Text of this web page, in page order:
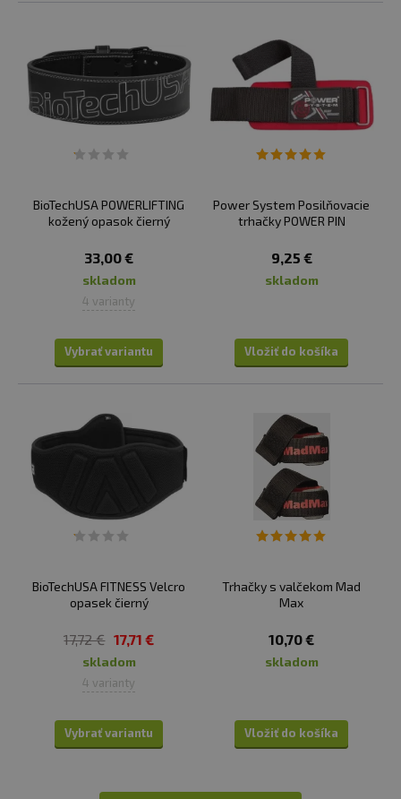
BioTechUSA POWERLIFTING
kožený opasok čierný
33,00 €
skladom
4 varianty
Vybrať variantu
Power System Posilňovacie
trhačky POWER PIN
9,25 €
skladom
Vložiť do košíka
BioTechUSA FITNESS Velcro
opasek čierný
17,72 € 17,71 €
skladom
4 varianty
Vybrať variantu
Trhačky s valčekom Mad
Max
10,70 €
skladom
Vložiť do košíka